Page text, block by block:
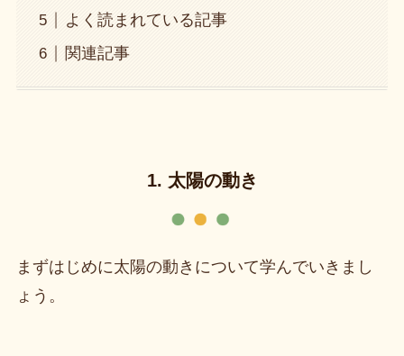
よく読まれている記事
関連記事
1. 太陽の動き
まずはじめに太陽の動きについて学んでいきまし
ょう。